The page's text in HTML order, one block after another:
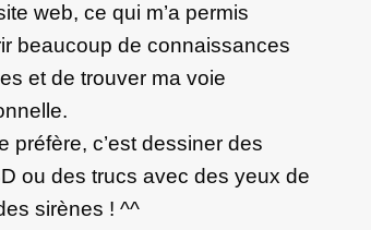
web, ce qui m’a permis
beaucoup de connaissances
et de trouver ma voie
préfère, c’est dessiner des
ou des trucs avec des yeux de
sirènes ! ^^